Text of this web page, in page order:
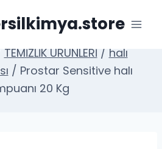
TEMİZLİK ÜRÜNLERİ / halı
/ Prostar Sensitive halı
20 Kg